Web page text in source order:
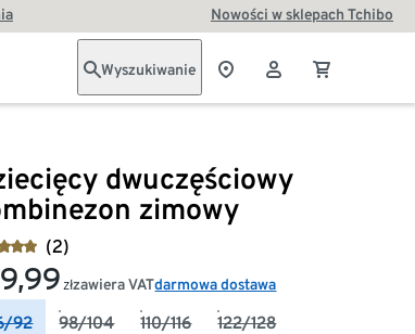
Nowości w sklepach Tchibo
Wyszukiwanie
dwuczęściowy
zimowy
(2)
złzawiera VATdarmowa dostawa
92 98/104 110/116 122/128